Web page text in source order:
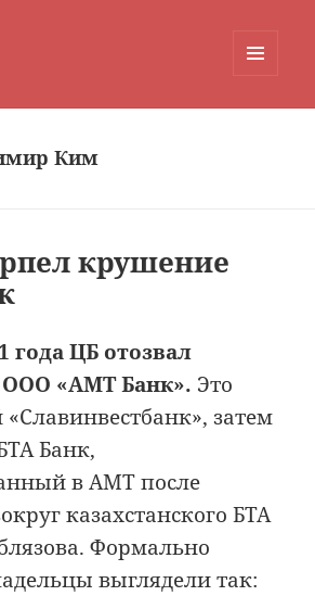
Ким
крушение
года ЦБ отозвал
«АМТ Банк». Это
затем
Банк,
в АМТ после
казахстанского БТА
Формально
выглядели так: